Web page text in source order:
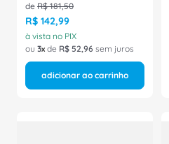
de R$ 181,50
R$ 142,99
à vista no PIX
ou 3 de R$ 52,96 sem juros
adicionar ao carrinho